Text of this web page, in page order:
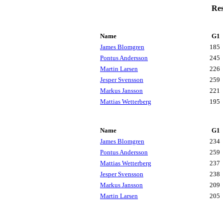
Name
G1
James Blomgren
185
Pontus Andersson
245
Martin Larsen
226
Jesper Svensson
259
Markus Jansson
221
Mattias Wetterberg
195
Name
G1
James Blomgren
234
Pontus Andersson
259
Mattias Wetterberg
237
Jesper Svensson
238
Markus Jansson
209
Martin Larsen
205